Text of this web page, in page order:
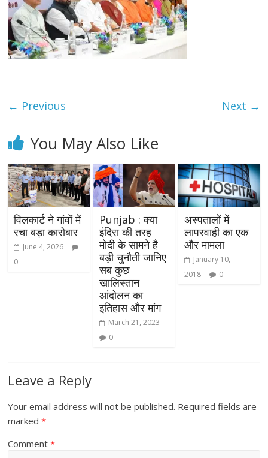
← Previous Next →
You May Also Like
विलकार्ट ने गांवों में
रचा बड़ा कारोबार
June 4, 2026
0
Punjab : क्या
इंदिरा की तरह
मोदी के सामने है
बड़ी चुनौती जानिए
सब कुछ
खालिस्तान
आंदोलन का
इतिहास और मांग
March 21, 2023
0
अस्पतालों में
लापरवाही का एक
और मामला
January 10,
2018
0
Leave a Reply
Your email address will not be published. Required fields are
marked*
Comment*